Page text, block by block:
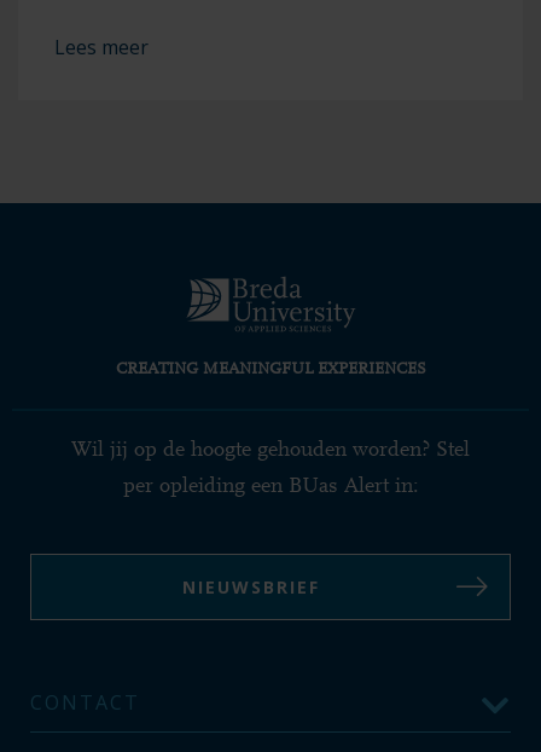
Lees meer
CREATING MEANINGFUL EXPERIENCES
Wil jij op de hoogte gehouden worden? Stel
per opleiding een BUas Alert in:
NIEUWSBRIEF
CONTACT